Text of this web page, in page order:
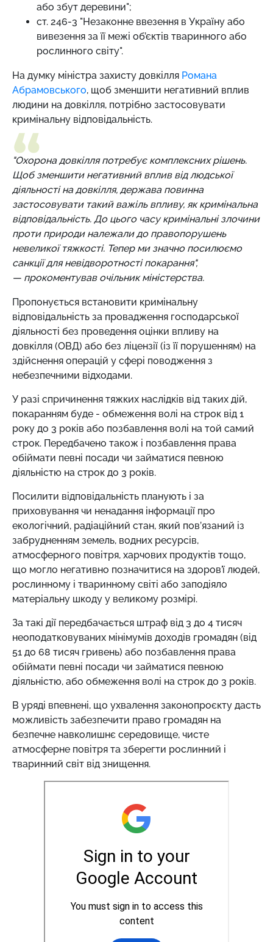
або збут деревини";
ст. 246-3 "Незаконне ввезення в Україну або
вивезення за її межі об’єктів тваринного або
рослинного світу".
На думку міністра захисту довкілля Романа
Абрамовського, щоб зменшити негативний вплив
людини на довкілля, потрібно застосовувати
кримінальну відповідальність.
"Охорона довкілля потребує комплексних рішень.
Щоб зменшити негативний вплив від людської
діяльності на довкілля, держава повинна
застосовувати такий важіль впливу, як кримінальна
відповідальність. До цього часу кримінальні злочини
проти природи належали до правопорушень
невеликої тяжкості. Тепер ми значно посилюємо
санкції для невідворотності покарання",
— прокоментував очільник міністерства.
Пропонується встановити кримінальну
відповідальність за провадження господарської
діяльності без проведення оцінки впливу на
довкілля (ОВД) або без ліцензії (із її порушенням) на
здійснення операцій у сфері поводження з
небезпечними відходами.
У разі спричинення тяжких наслідків від таких дій,
покаранням буде - обмеження волі на строк від 1
року до 3 років або позбавлення волі на той самий
строк. Передбачено також і позбавлення права
обіймати певні посади чи займатися певною
діяльністю на строк до 3 років.
Посилити відповідальність планують і за
приховування чи ненадання інформації про
екологічний, радіаційний стан, який пов’язаний із
забрудненням земель, водних ресурсів,
атмосферного повітря, харчових продуктів тощо,
що могло негативно позначитися на здоров’ї людей,
рослинному і тваринному світі або заподіяло
матеріальну шкоду у великому розмірі.
За такі дії передбачається штраф від 3 до 4 тисяч
неоподатковуваних мінімумів доходів громадян (від
51 до 68 тисяч гривень) або позбавлення права
обіймати певні посади чи займатися певною
діяльністю, або обмеження волі на строк до 3 років.
В уряді впевнені, що ухвалення законопроєкту дасть
можливість забезпечити право громадян на
безпечне навколишнє середовище, чисте
атмосферне повітря та зберегти рослинний і
тваринний світ від знищення.